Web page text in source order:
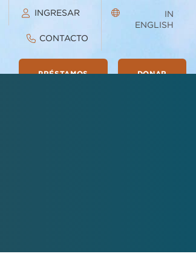
INGRESAR
CONTACTO
IN
ENGLISH
PRÉSTAMOS DONAR